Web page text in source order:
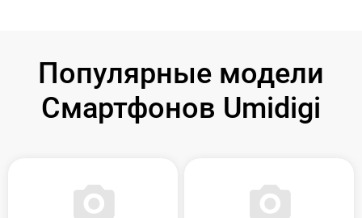
Популярные модели
Смартфонов Umidigi